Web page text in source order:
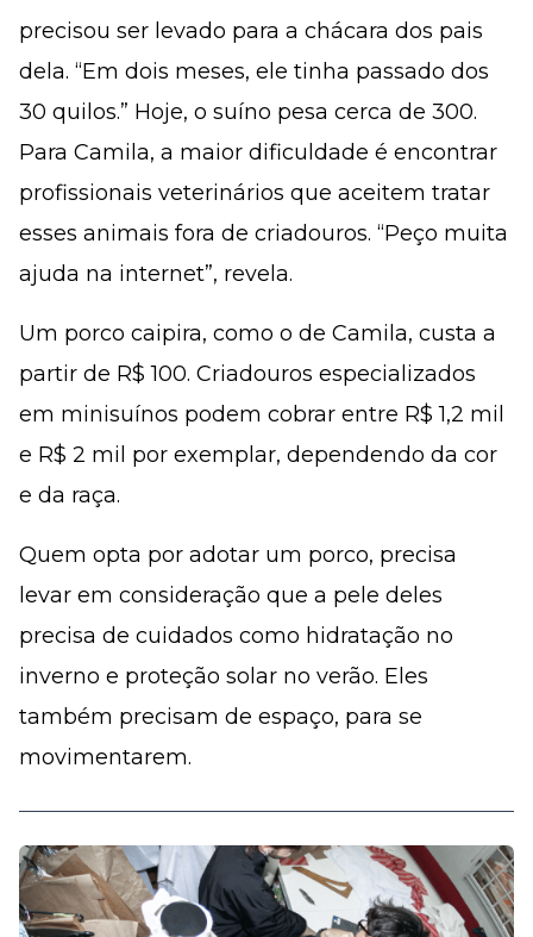
precisou ser levado para a chácara dos pais
dela. “Em dois meses, ele tinha passado dos
30 quilos.” Hoje, o suíno pesa cerca de 300.
Para Camila, a maior dificuldade é encontrar
profissionais veterinários que aceitem tratar
esses animais fora de criadouros. “Peço muita
ajuda na internet”, revela.
Um porco caipira, como o de Camila, custa a
partir de R$ 100. Criadouros especializados
em minisuínos podem cobrar entre R$ 1,2 mil
e R$ 2 mil por exemplar, dependendo da cor
e da raça.
Quem opta por adotar um porco, precisa
levar em consideração que a pele deles
precisa de cuidados como hidratação no
inverno e proteção solar no verão. Eles
também precisam de espaço, para se
movimentarem.